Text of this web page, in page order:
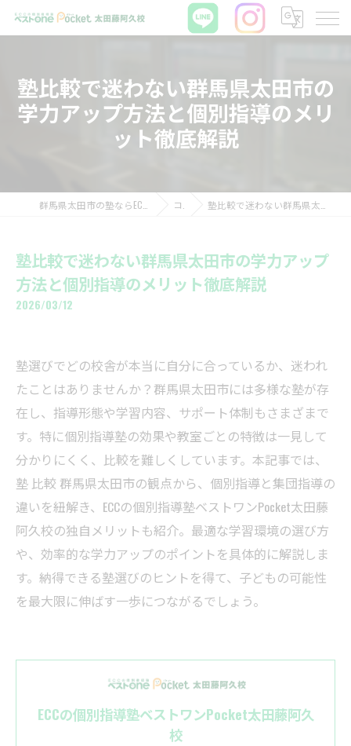
塾比較で迷わない群馬県太田市の
学力アップ方法と個別指導のメリ
ット徹底解説
コラム 塾比較で迷わない群馬県太田市の学力アップ方法と個別指導のメリット徹底解説
塾比較で迷わない群馬県太田市の学力アップ
方法と個別指導のメリット徹底解説
2026/03/12
塾選びでどの校舎が本当に自分に合っているか、迷われ
たことはありませんか？群馬県太田市には多様な塾が存
在し、指導形態や学習内容、サポート体制もさまざまで
す。特に個別指導塾の効果や教室ごとの特徴は一見して
分かりにくく、比較を難しくしています。本記事では、
塾 比較 群馬県太田市の観点から、個別指導と集団指導の
違いを紐解き、ECCの個別指導塾ベストワンPocket太田藤
阿久校の独自メリットも紹介。最適な学習環境の選び方
や、効率的な学力アップのポイントを具体的に解説しま
す。納得できる塾選びのヒントを得て、子どもの可能性
を最大限に伸ばす一歩につながるでしょう。
ECCの個別指導塾ベストワンPocket太田藤阿久
校